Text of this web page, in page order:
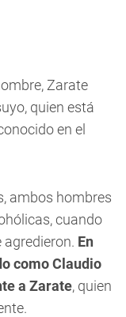
Zarate
quien está
en el
ambos hombres
cuando
En
como Claudio
a Zarate, quien